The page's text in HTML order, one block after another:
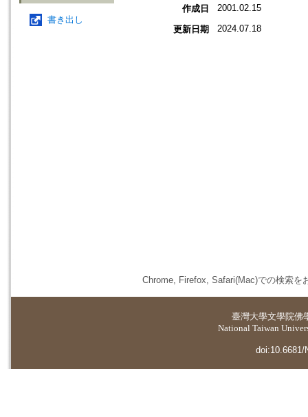
書き出し
作成日 2001.02.15
更新日期 2024.07.18
Chrome, Firefox, Safari(Mac)での検索を
臺灣大學文學院佛
National Taiwan
doi:10.6681/